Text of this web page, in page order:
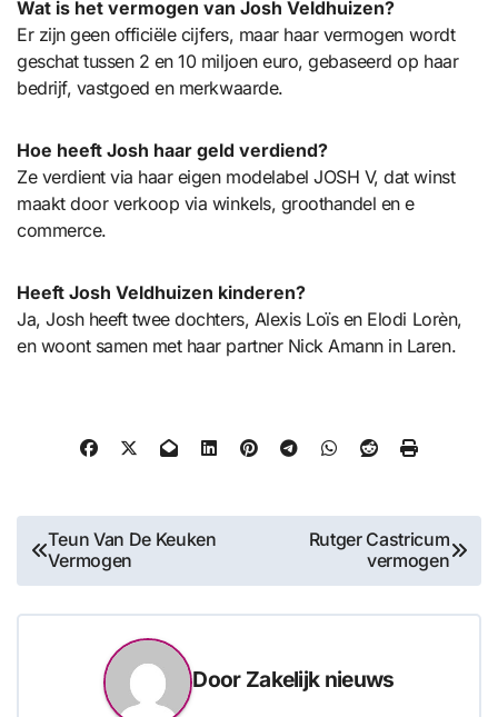
Wat is het vermogen van Josh Veldhuizen?
Er zijn geen officiële cijfers, maar haar vermogen wordt
geschat tussen 2 en 10 miljoen euro, gebaseerd op haar
bedrijf, vastgoed en merkwaarde.
Hoe heeft Josh haar geld verdiend?
Ze verdient via haar eigen modelabel JOSH V, dat winst
maakt door verkoop via winkels, groothandel en e
commerce.
Heeft Josh Veldhuizen kinderen?
Ja, Josh heeft twee dochters, Alexis Loïs en Elodi Lorèn,
en woont samen met haar partner Nick Amann in Laren.
Bericht
navigatie
Teun Van De Keuken
Vermogen
Rutger Castricum
vermogen
Door Zakelijk nieuws